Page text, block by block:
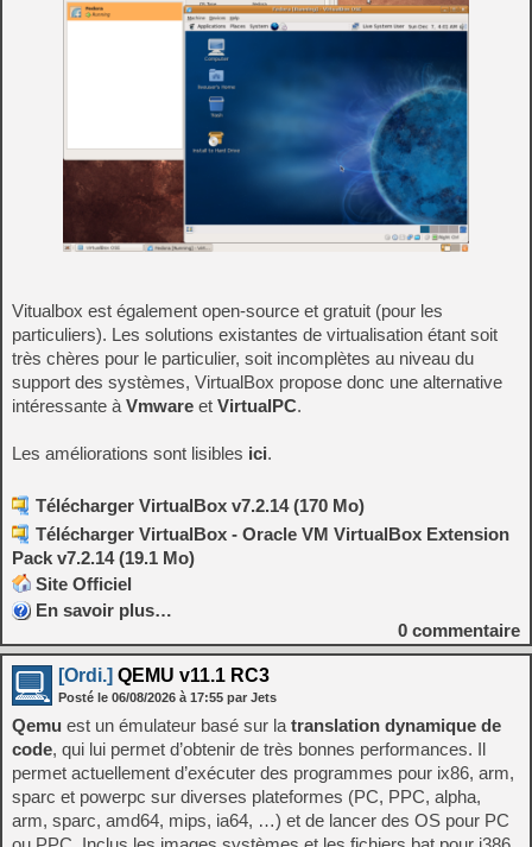
Vitualbox est également open-source et gratuit (pour les
particuliers). Les solutions existantes de virtualisation étant soit
très chères pour le particulier, soit incomplètes au niveau du
support des systèmes, VirtualBox propose donc une alternative
intéressante à Vmware et VirtualPC.
Les améliorations sont lisibles ici.
Télécharger VirtualBox v7.2.14 (170 Mo)
Télécharger VirtualBox - Oracle VM VirtualBox Extension
Pack v7.2.14 (19.1 Mo)
Site Officiel
En savoir plus…
0 commentaire
[Ordi.] QEMU v11.1 RC3
Posté le 06/08/2026 à 17:55 par Jets
Qemu est un émulateur basé sur la translation dynamique de
code, qui lui permet d’obtenir de très bonnes performances. Il
permet actuellement d’exécuter des programmes pour ix86, arm,
sparc et powerpc sur diverses plateformes (PC, PPC, alpha,
arm, sparc, amd64, mips, ia64, …) et de lancer des OS pour PC